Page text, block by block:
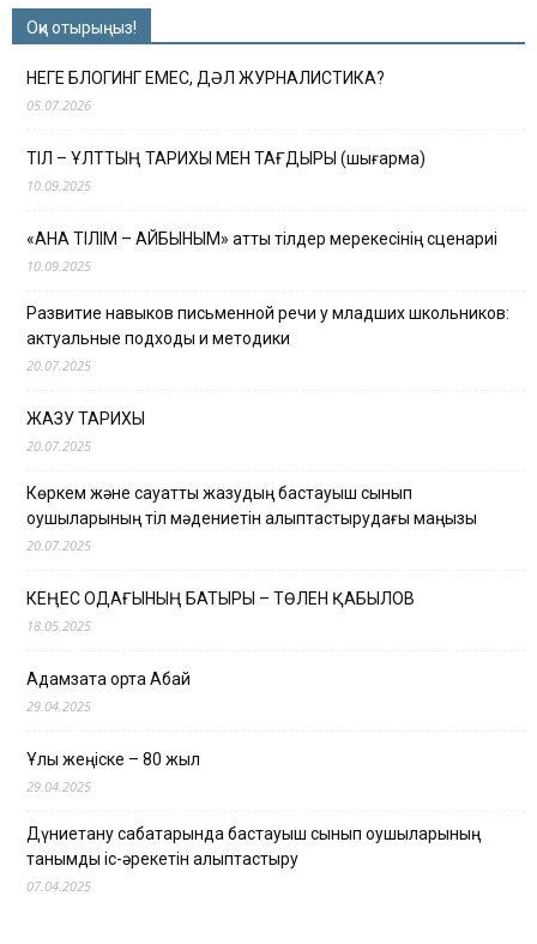
Оқи отырыңыз!
НЕГЕ БЛОГИНГ ЕМЕС, ДӘЛ ЖУРНАЛИСТИКА?
05.07.2026
ТІЛ – ҰЛТТЫҢ ТАРИХЫ МЕН ТАҒДЫРЫ (шығарма)
10.09.2025
«АНА ТІЛІМ – АЙБЫНЫМ» атты тілдер мерекесінің сценариі
10.09.2025
Развитие навыков письменной речи у младших школьников:
актуальные подходы и методики
20.07.2025
ЖАЗУ ТАРИХЫ
20.07.2025
Көркем және сауатты жазудың бастауыш сынып
оқушыларының тіл мәдениетін қалыптастырудағы маңызы
20.07.2025
КЕҢЕС ОДАҒЫНЫҢ БАТЫРЫ – ТӨЛЕН ҚАБЫЛОВ
18.05.2025
Адамзатқа ортақ Абай
29.04.2025
Ұлы жеңіске – 80 жыл
29.04.2025
Дүниетану сабақтарында бастауыш сынып оқушыларының
танымдық іс-әрекетін қалыптастыру
07.04.2025